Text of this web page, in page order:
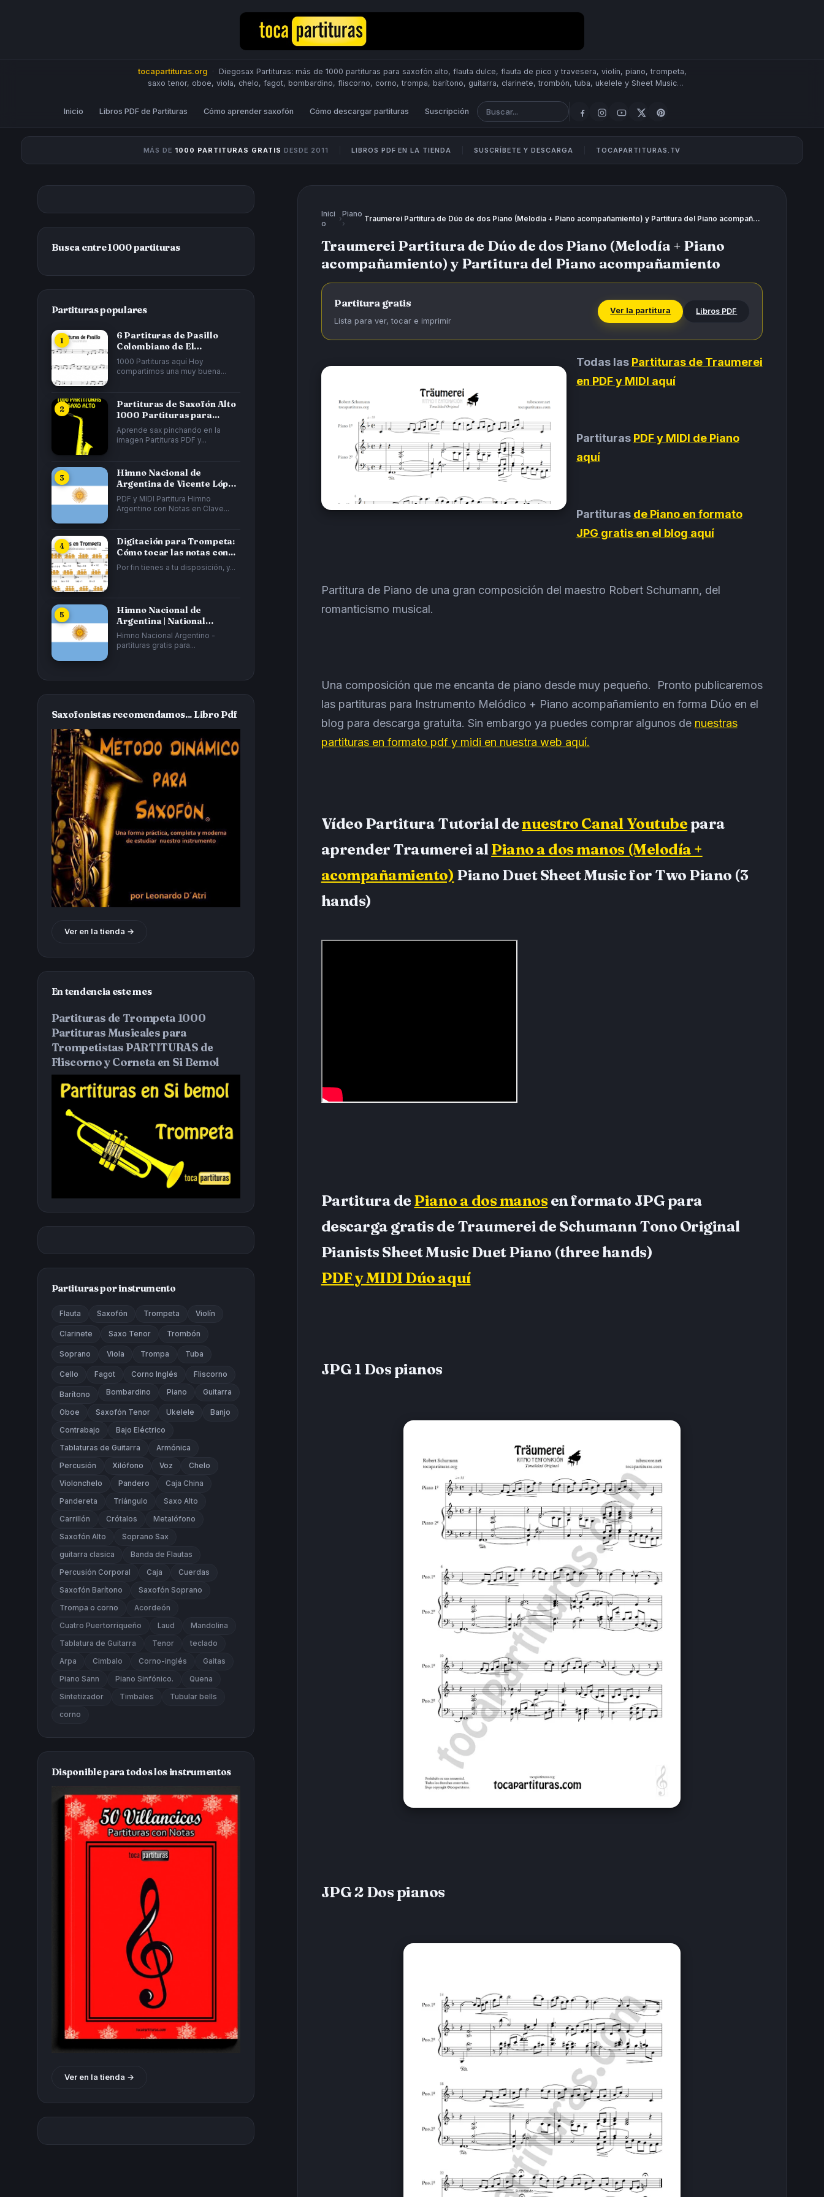
tocapartituras.org ·
Diegosax Partituras: más de 1000 partituras para saxofón alto, flauta dulce, flauta de pico y travesera, violín, piano, trompeta,
saxo tenor, oboe, viola, chelo, fagot, bombardino, fliscorno, corno, trompa, barítono, guitarra, clarinete, trombón, tuba, ukelele y Sheet Music
Inicio Libros PDF de Partituras Cómo aprender saxofón Cómo descargar partituras Suscripción
MÁS DE 1000 PARTITURAS GRATIS DESDE 2011 LIBROS PDF EN LA TIENDA SUSCRÍBETE Y DESCARGA TOCAPARTITURAS.TV
Inici
o
›
Piano
›
Traumerei Partitura de Dúo de dos Piano (Melodía + Piano acompañamiento) y Partitura del Piano acompañamiento
Traumerei Partitura de Dúo de dos Piano (Melodía + Piano
acompañamiento) y Partitura del Piano acompañamiento
Partitura gratis
Lista para ver, tocar e imprimir
Ver la partitura Libros PDF
Todas las Partituras de Traumerei
en PDF y MIDI aquí
Partituras PDF y MIDI de Piano
aquí
Partituras de Piano en formato
JPG gratis en el blog aquí
Partitura de Piano de una gran composición del maestro Robert Schumann, del
romanticismo musical.
Una composición que me encanta de piano desde muy pequeño. Pronto publicaremos
las partituras para Instrumento Melódico + Piano acompañamiento en forma Dúo en el
blog para descarga gratuita. Sin embargo ya puedes comprar algunos de nuestras
partituras en formato pdf y midi en nuestra web aquí.
Vídeo Partitura Tutorial de nuestro Canal Youtube para
aprender Traumerei alPiano a dos manos (Melodía +
acompañamiento) Piano Duet Sheet Music for Two Piano (3
hands)
Partitura de Piano a dos manosen formato JPG para
descarga gratis de Traumerei de Schumann Tono Original
Pianists Sheet Music Duet Piano (three hands)
PDF y MIDI Dúo aquí
JPG 1 Dos pianos
JPG 2 Dos pianos
Busca entre 1000 partituras
Partituras populares
6 Partituras de Pasillo
Colombiano de El
Cucarrón, La Gata...
1000 Partituras aquí Hoy
compartimos una muy buena...
Partituras de Saxofón Alto
1000 Partituras para...
Aprende sax pinchando en la
imagen Partituras PDF y...
Himno Nacional de
Argentina de Vicente López
y Planes y...
PDF y MIDI Partitura Himno
Argentino con Notas en Clave...
Digitación para Trompeta:
Cómo tocar las notas con...
Por fin tienes a tu disposición, y...
Himno Nacional de
Argentina | National
Anthem of Argentina...
Himno Nacional Argentino -
partituras gratis para...
Saxofonistas recomendamos... Libro Pdf
Ver en la tienda →
En tendencia este mes
Partituras de Trompeta 1000
Partituras Musicales para
Trompetistas PARTITURAS de
Fliscorno y Corneta en Si Bemol
Partituras por instrumento
Flauta Saxofón Trompeta Violín
Clarinete Saxo Tenor Trombón
Soprano Viola Trompa Tuba
Cello Fagot Corno Inglés Fliscorno
Barítono Bombardino Piano Guitarra
Oboe Saxofón Tenor Ukelele Banjo
Contrabajo Bajo Eléctrico
Tablaturas de Guitarra Armónica
Percusión Xilófono Voz Chelo
Violonchelo Pandero Caja China
Pandereta Triángulo Saxo Alto
Carrillón Crótalos Metalófono
Saxofón Alto Soprano Sax
guitarra clasica Banda de Flautas
Percusión Corporal Caja Cuerdas
Saxofón Barítono Saxofón Soprano
Trompa o corno Acordeón
Cuatro Puertorriqueño Laud Mandolina
Tablatura de Guitarra Tenor teclado
Arpa Cimbalo Corno-inglés Gaitas
Piano Sann Piano Sinfónico. Quena
Sintetizador Timbales Tubular bells
corno
Disponible para todos los instrumentos
Ver en la tienda →